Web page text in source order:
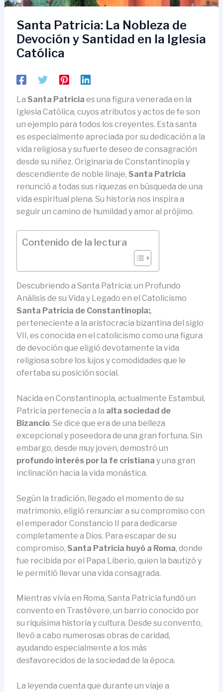
Santa Patricia: La Nobleza de
Devoción y Santidad en la Iglesia
Católica
La Santa Patricia es una figura venerada en la
Iglesia Católica, cuyos atributos y actos de fe son
un ejemplo para todos los creyentes. Esta santa
es especialmente apreciada por su dedicación a la
vida religiosa y su fuerte deseo de consagración
desde su niñez. Originaria de Constantinopla y
descendiente de noble linaje, Santa Patricia
renunció a todas sus riquezas en búsqueda de una
vida espiritual plena. Su historia nos inspira a
seguir un camino de humildad y amor al prójimo.
Contenido de la lectura
Descubriendo a Santa Patricia: un Profundo
Análisis de su Vida y Legado en el Catolicismo
Santa Patricia de Constantinopla:,
perteneciente a la aristocracia bizantina del siglo
VII, es conocida en el catolicismo como una figura
de devoción que eligió devotamente la vida
religiosa sobre los lujos y comodidades que le
ofertaba su posición social.
Nacida en Constantinopla, actualmente Estambul,
Patricia pertenecía a la alta sociedad de
Bizancio. Se dice que era de una belleza
excepcional y poseedora de una gran fortuna. Sin
embargo, desde muy joven, demostró un
profundo interés por la fe cristiana y una gran
inclinación hacia la vida monástica.
Según la tradición, llegado el momento de su
matrimonio, eligió renunciar a su compromiso con
el emperador Constancio II para dedicarse
completamente a Dios. Para escapar de su
compromiso, Santa Patricia huyó a Roma, donde
fue recibida por el Papa Liberio, quien la bautizó y
le permitió llevar una vida consagrada.
Mientras vivía en Roma, Santa Patricia fundó un
convento en Trastévere, un barrio conocido por
su riquísima historia y cultura. Desde su convento,
llevó a cabo numerosas obras de caridad,
ayudando especialmente a los más
desfavorecidos de la sociedad de la época.
La leyenda cuenta que durante un viaje a